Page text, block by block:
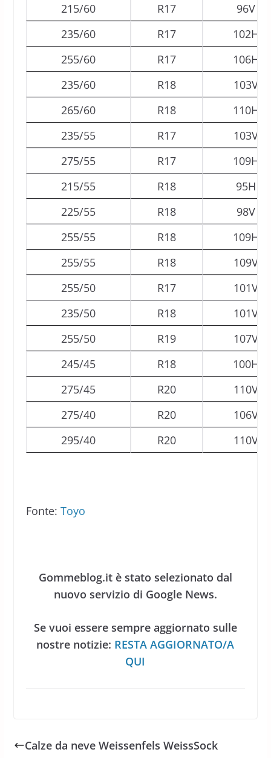
215/60
R17
96V
235/60
R17
102H
255/60
R17
106H
235/60
R18
103V
265/60
R18
110H
235/55
R17
103V
275/55
R17
109H
215/55
R18
95H
225/55
R18
98V
255/55
R18
109H
255/55
R18
109V
255/50
R17
101V
235/50
R18
101V
255/50
R19
107V
245/45
R18
100H
275/45
R20
110V
275/40
R20
106V
295/40
R20 110V
Fonte: Toyo
Gommeblog.it è stato selezionato dal
nuovo servizio di Google News.
Se vuoi essere sempre aggiornato sulle
nostre notizie: RESTA AGGIORNATO/A
QUI
Calze da neve Weissenfels WeissSock